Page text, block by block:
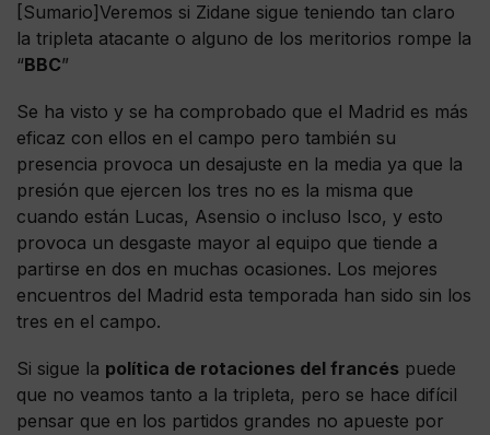
[Sumario]Veremos si Zidane sigue teniendo tan claro
la tripleta atacante o alguno de los meritorios rompe la
“BBC”
Se ha visto y se ha comprobado que el Madrid es más
eficaz con ellos en el campo pero también su
presencia provoca un desajuste en la media ya que la
presión que ejercen los tres no es la misma que
cuando están Lucas, Asensio o incluso Isco, y esto
provoca un desgaste mayor al equipo que tiende a
partirse en dos en muchas ocasiones. Los mejores
encuentros del Madrid esta temporada han sido sin los
tres en el campo.
Si sigue la política de rotaciones del francés puede
que no veamos tanto a la tripleta, pero se hace difícil
pensar que en los partidos grandes no apueste por